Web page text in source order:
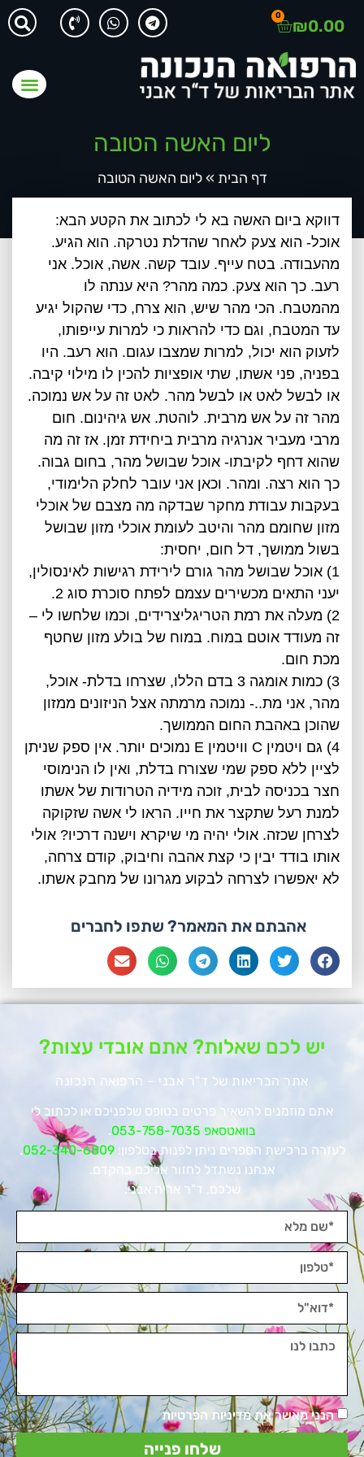
₪0.00
0
ליום האשה הטובה
דף הבית »ליום האשה הטובה
דווקא ביום האשה בא לי לכתוב את הקטע הבא:
אוכל- הוא צעק לאחר שהדלת נטרקה. הוא הגיע.
מהעבודה. בטח עייף. עובד קשה. אשה, אוכל. אני
רעב. כך הוא צעק. כמה מהר? היא ענתה לו
מהמטבח. הכי מהר שיש, הוא צרח, כדי שהקול יגיע
עד המטבח, וגם כדי להראות כי למרות עייפותו,
לזעוק הוא יכול, למרות שמצבו עגום. הוא רעב. היו
בפניה, פני אשתו, שתי אופציות להכין לו מילוי קיבה.
או לבשל לאט או לבשל מהר. לאט זה על אש נמוכה.
מהר זה על אש מרבית. לוהטת. אש גיהינום. חום
מרבי מעביר אנרגיה מרבית ביחידת זמן. אז זה מה
שהוא דחף לקיבתו- אוכל שבושל מהר, בחום גבוה.
כך הוא רצה. ומהר. וכאן אני עובר לחלק הלימודי,
בעקבות עבודת מחקר שבדקה מה מצבם של אוכלי
מזון שחומם מהר והיטב לעומת אוכלי מזון שבושל
בשול ממושך, דל חום, יחסית:
1) אוכל שבושל מהר גורם לירידת רגישות לאינסולין,
יעני התאים מכשירים עצמם לפתח סוכרת סוג 2.
2) מעלה את רמת הטריגליצרידים, וכמו שלחשו לי –
זה מעודד אוטם במוח. במוח של בולע מזון שחטף
מכת חום.
3) כמות אומגה 3 בדם הללו, שצרחו בדלת- אוכל,
מהר, אני מת..- נמוכה מרמתה אצל הניזונים ממזון
שהוכן באהבת החום הממושך.
4) גם ויטמין C וויטמין E נמוכים יותר. אין ספק שניתן
לציין ללא ספק שמי שצורח בדלת, ואין לו הנימוסי
חצר בכניסה לבית, זוכה מידיה הטרודות של אשתו
למנת רעל שתקצר את חייו. הראו לי אשה שזקוקה
לצרחן שכזה. אולי יהיה מי שיקרא וישנה דרכיו? אולי
אותו בודד יבין כי קצת אהבה וחיבוק, קודם צרחה,
לא יאפשרו לצרחה לבקוע מגרונו של מחבק אשתו.
אהבתם את המאמר? שתפו לחברים
יש לכם שאלות? אתם אובדי עצות?
אתר הבריאות של ד"ר אבני – הרפואה הנכונה
אתם מוזמנים להשאיר פרטים בטופס שלפניכם או לכתוב לי
בוואטסאפ 053-758-7035
.
לעזרה ברכישת הספרים ניתן לפנות בטלפון:052-340-6809
.
אנחנו נשתדל לחזור אליכם בהקדם.
שלכם, ד"ר אריה אבני.
הנני מאשר את מדיניות הפרטיות
שלחו פנייה